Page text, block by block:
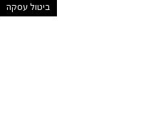
ביטול עסקה